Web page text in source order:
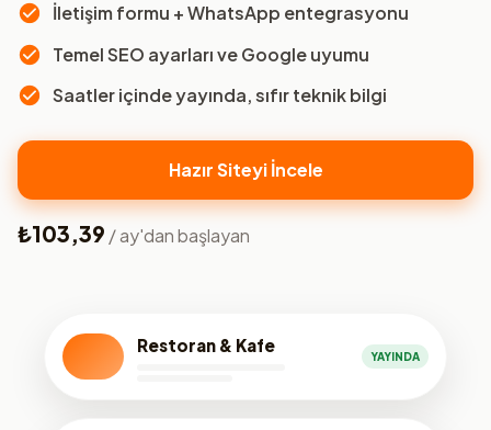
İletişim formu + WhatsApp entegrasyonu
Temel SEO ayarları ve Google uyumu
Saatler içinde yayında, sıfır teknik bilgi
Hazır Siteyi İncele
₺103,39 / ay'dan başlayan
Restoran & Kafe
YAYINDA